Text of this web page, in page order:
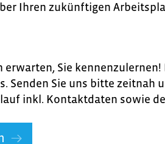
Ihren zukünftigen
erwarten, Sie kennenzulernen!
Senden Sie uns bitte zeitnah
inkl. Kontaktdaten sowie